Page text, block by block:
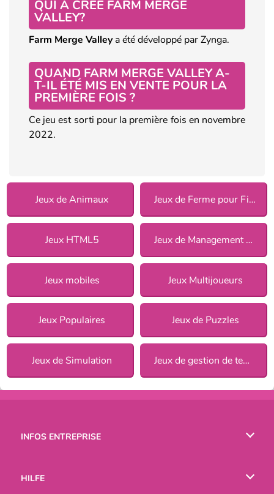
QUI A CRÉÉ FARM MERGE
VALLEY?
Farm Merge Valleya été développé par Zynga.
QUAND FARM MERGE VALLEYA-
T-IL ÉTÉ MIS EN VENTE POUR LA
PREMIÈRE FOIS ?
Ce jeu est sorti pour la première fois en novembre
2022.
Jeux de Animaux Jeux de Ferme pour Filles
Jeux HTML5 Jeux de Management pour Filles
Jeux mobiles Jeux Multijoueurs
Jeux Populaires Jeux de Puzzles
Jeux de Simulation Jeux de gestion de temps
INFOS ENTREPRISE
HILFE